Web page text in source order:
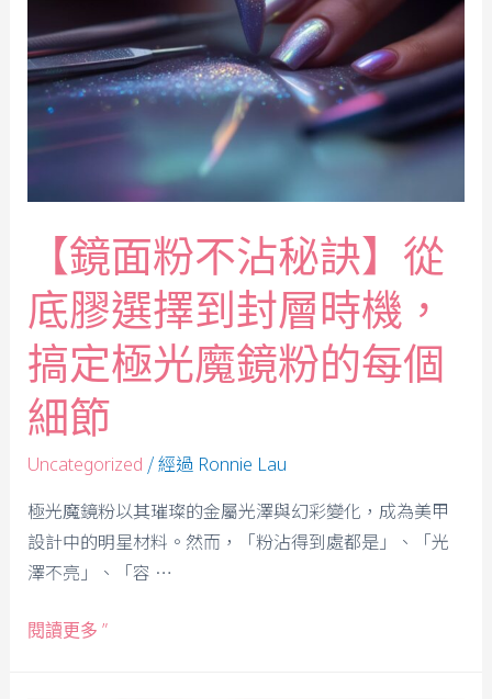
【鏡面粉不沾秘訣】從
底膠選擇到封層時機，
搞定極光魔鏡粉的每個
細節
Uncategorized / 經過 Ronnie Lau
極光魔鏡粉以其璀璨的金屬光澤與幻彩變化，成為美甲
設計中的明星材料。然而，「粉沾得到處都是」、「光
澤不亮」、「容 …
閱讀更多 ”